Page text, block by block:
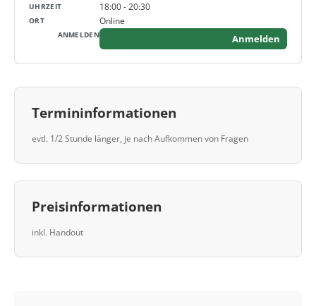
18:00 - 20:30
Online
Anmelden
Termininformationen
evtl. 1/2 Stunde länger, je nach Aufkommen von Fragen
Preisinformationen
inkl. Handout